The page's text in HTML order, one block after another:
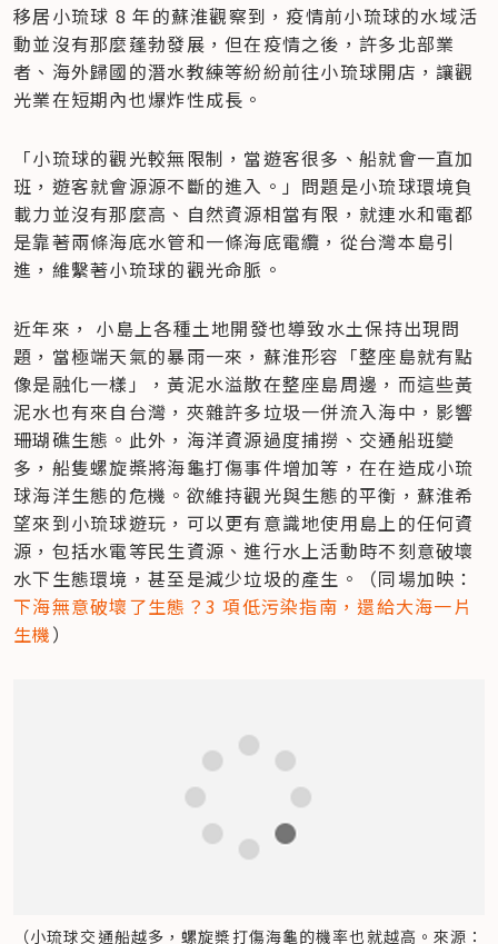
移居小琉球 8 年的蘇淮觀察到，疫情前小琉球的水域活
動並沒有那麼蓬勃發展，但在疫情之後，許多北部業
者、海外歸國的潛水教練等紛紛前往小琉球開店，讓觀
光業在短期內也爆炸性成長。
「小琉球的觀光較無限制，當遊客很多、船就會一直加
班，遊客就會源源不斷的進入。」問題是小琉球環境負
載力並沒有那麼高、自然資源相當有限，就連水和電都
是靠著兩條海底水管和一條海底電纜，從台灣本島引
進，維繫著小琉球的觀光命脈。
近年來， 小島上各種土地開發也導致水土保持出現問
題，當極端天氣的暴雨一來，蘇淮形容「整座島就有點
像是融化一樣」，黃泥水溢散在整座島周邊，而這些黃
泥水也有來自台灣，夾雜許多垃圾一併流入海中，影響
珊瑚礁生態。此外，海洋資源過度捕撈、交通船班變
多，船隻螺旋槳將海龜打傷事件增加等，在在造成小琉
球海洋生態的危機。欲維持觀光與生態的平衡，蘇淮希
望來到小琉球遊玩，可以更有意識地使用島上的任何資
源，包括水電等民生資源、進行水上活動時不刻意破壞
水下生態環境，甚至是減少垃圾的產生。（同場加映：
下海無意破壞了生態？3 項低污染指南，還給大海一片
生機）
（小琉球交通船越多，螺旋槳打傷海龜的機率也就越高。來源：